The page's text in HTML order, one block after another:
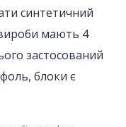
синтетичний
мають 4
застосований
блоки є